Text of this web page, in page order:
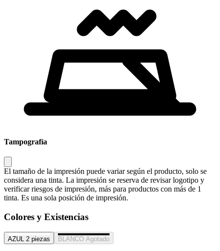
Tampografía
El tamaño de la impresión puede variar según el producto, solo se
considera una tinta. La impresión se reserva de revisar logotipo y
verificar riesgos de impresión, más para productos con más de 1
tinta. Es una sola posición de impresión.
Colores y Existencias
AZUL 2 piezas BLANCO Agotado